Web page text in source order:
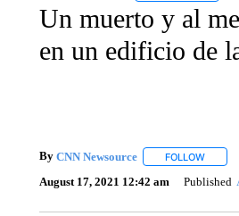
Un muerto y al
en un edificio de
By CNN Newsource FOLLOW
August 17, 2021 12:42 am Published